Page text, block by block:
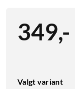
349,-
Valgt variant